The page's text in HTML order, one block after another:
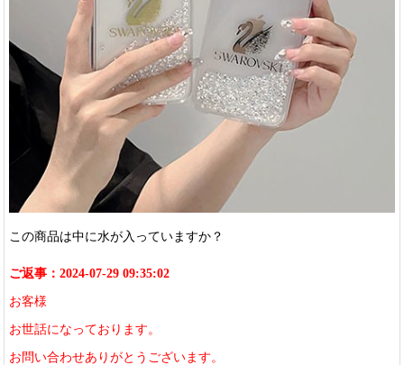
この商品は中に水が入っていますか？
ご返事：2024-07-29 09:35:02
お客様
お世話になっております。
お問い合わせありがとうございます。